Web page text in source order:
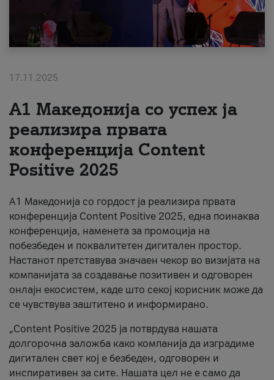
Поддршка
Надополни кредит
#ПодобарОнлајн
17.11.2025
А1 Македонија со успех ја
реализира првата
конференција Content
Positive 2025
А1 Македонија со гордост ја реализира првата
конференција Content Positive 2025, една поинаква
конференција, наменета за промоција на
побезбеден и поквалитетен дигитален простор.
Настанот претставува значаен чекор во визијата на
компанијата за создавање позитивен и одговорен
онлајн екосистем, каде што секој корисник може да
се чувствува заштитено и информирано.
„Content Positive 2025 ја потврдува нашата
долгорочна заложба како компанија да изградиме
дигитален свет кој е безбеден, одговорен и
инспиративен за сите. Нашата цел не е само да